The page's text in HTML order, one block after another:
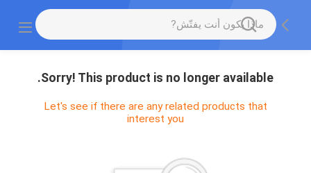
Sorry! This product is no longer available.
Let's see if there are any related products that
interest you